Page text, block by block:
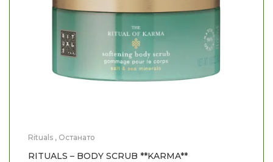
Rituals , Останато
RITUALS – BODY SCRUB **KARMA**